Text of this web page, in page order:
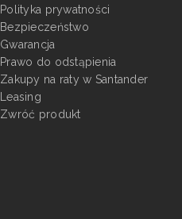
Polityka prywatności
Bezpieczeństwo
Gwarancja
Prawo do odstąpienia
Zakupy na raty w Santander
Leasing
Zwróć produkt